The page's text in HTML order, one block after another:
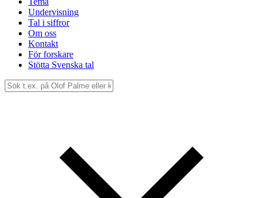
Undervisning
Tal i siffror
Om oss
Kontakt
För forskare
Stötta Svenska tal